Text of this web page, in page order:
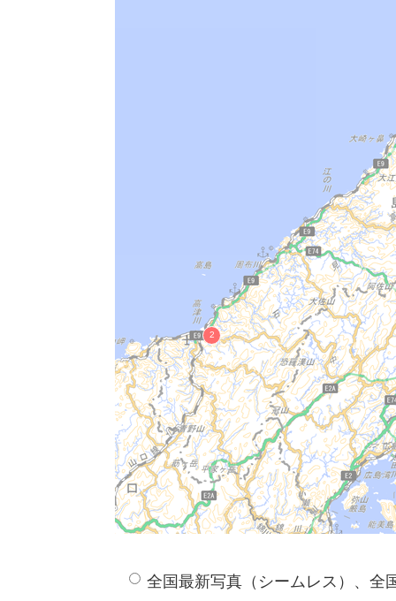
全国最新写真（シームレス）、全